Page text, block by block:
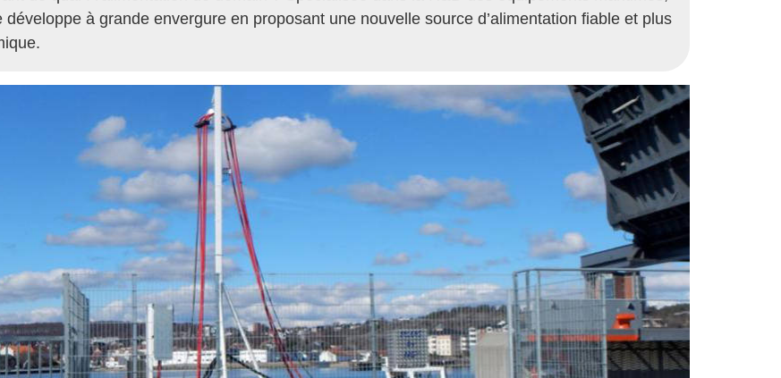
développe à grande envergure en proposant une nouvelle source d’alimentation fiable et plus